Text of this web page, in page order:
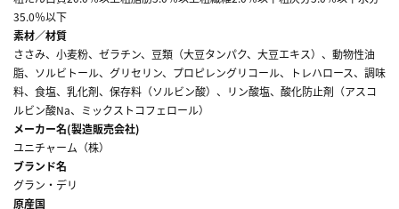
35.0％以下
素材／材質
ささみ、小麦粉、ゼラチン、豆類（大豆タンパク、大豆エキス）、動物性油
脂、ソルビトール、グリセリン、プロピレングリコール、トレハロース、調味
料、食塩、乳化剤、保存料（ソルビン酸）、リン酸塩、酸化防止剤（アスコ
ルビン酸Na、ミックストコフェロール）
メーカー名(製造販売会社)
ユニチャーム（株）
ブランド名
グラン・デリ
原産国